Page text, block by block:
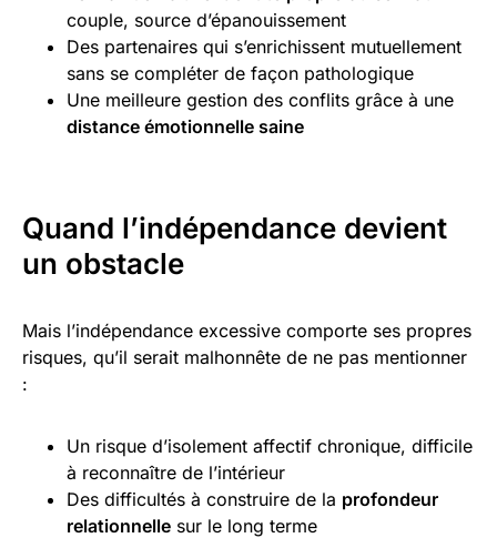
couple, source d’épanouissement
Des partenaires qui s’enrichissent mutuellement
sans se compléter de façon pathologique
Une meilleure gestion des conflits grâce à une
distance émotionnelle saine
Quand l’indépendance devient
un obstacle
Mais l’indépendance excessive comporte ses propres
risques, qu’il serait malhonnête de ne pas mentionner
:
Un risque d’isolement affectif chronique, difficile
à reconnaître de l’intérieur
Des difficultés à construire de la profondeur
relationnelle sur le long terme